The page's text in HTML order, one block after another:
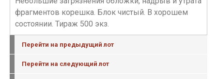
фрагментов корешка. Блок чистый. В хорошем
состоянии. Тираж 500 экз.
Перейти на предыдущий лот
Перейти на следующий лот